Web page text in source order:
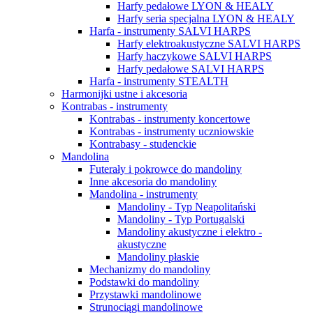
Harfy pedałowe LYON & HEALY
Harfy seria specjalna LYON & HEALY
Harfa - instrumenty SALVI HARPS
Harfy elektroakustyczne SALVI HARPS
Harfy haczykowe SALVI HARPS
Harfy pedałowe SALVI HARPS
Harfa - instrumenty STEALTH
Harmonijki ustne i akcesoria
Kontrabas - instrumenty
Kontrabas - instrumenty koncertowe
Kontrabas - instrumenty uczniowskie
Kontrabasy - studenckie
Mandolina
Futerały i pokrowce do mandoliny
Inne akcesoria do mandoliny
Mandolina - instrumenty
Mandoliny - Typ Neapolitański
Mandoliny - Typ Portugalski
Mandoliny akustyczne i elektro -
akustyczne
Mandoliny płaskie
Mechanizmy do mandoliny
Podstawki do mandoliny
Przystawki mandolinowe
Strunociągi mandolinowe